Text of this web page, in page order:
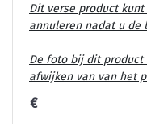
Dit verse product
annuleren nadat u de
De foto bij dit
afwijken van van het
€